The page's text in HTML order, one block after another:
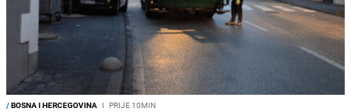
/BOSNA I HERCEGOVINA I PRIJE 10MIN